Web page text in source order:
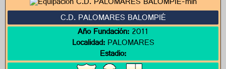
C.D. PALOMARES BALOMPIÉ
Año Fundación:2011
Localidad:PALOMARES
Estadio: